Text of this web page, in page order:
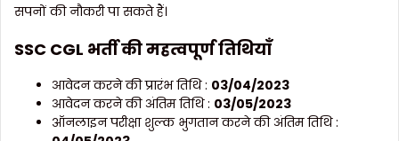
सपनों की नौकरी पा सकते हैं।
SSC CGL भर्ती कीमहत्वपूर्ण तिथियाँ
आवेदन करने की प्रारंभ तिथि : 03/04/2023
आवेदन करने की अंतिम तिथि : 03/05/2023
ऑनलाइन परीक्षा शुल्क भुगतान करने की अंतिम तिथि :